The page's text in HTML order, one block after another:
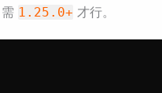
1.25.0+ 才行。